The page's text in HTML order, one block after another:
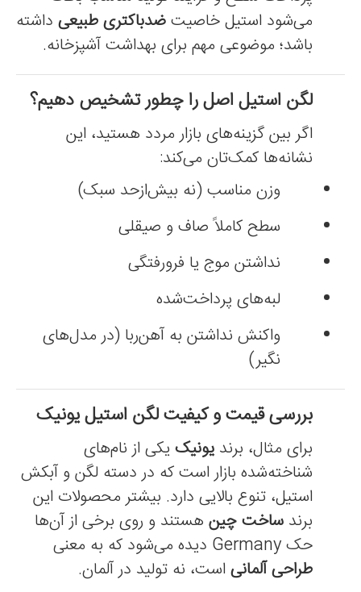
می‌شود استیل خاصیتضدباکتری طبیعی داشته
باشد؛ موضوعی مهم برای بهداشت آشپزخانه.
لگن استیل اصل را چطور تشخیص دهیم؟
اگر بین گزینه‌های بازار مردد هستید، این
نشانه‌ها کمک‌تان می‌کند:
وزن مناسب (نه بیش‌ازحد سبک)
سطح کاملاً صاف و صیقلی
نداشتن موج یا فرورفتگی
لبه‌های پرداخت‌شده
واکنش نداشتن به آهن‌ربا (در مدل‌های
نگیر)
بررسی قیمت و کیفیت لگن استیل یونیک
برای مثال، برند یونیک یکی از نام‌های
شناخته‌شده بازار است که در دسته لگن و آبکش
استیل، تنوع بالایی دارد. بیشتر محصولات این
برند ساخت چین هستند و روی برخی از آن‌ها
حک Germany دیده می‌شود که به معنی
طراحی آلمانی است، نه تولید در آلمان.